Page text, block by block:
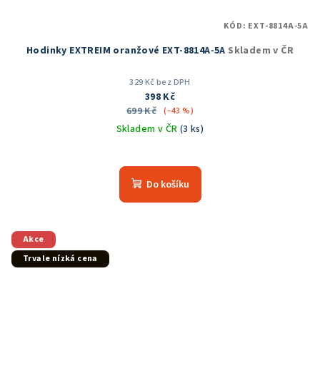
Hodinky EXTREIM oranžové EXT-8814A-5A Skladem v ČR
329 Kč bez DPH
398 Kč
699 Kč (–43 %)
Skladem v ČR (3 ks)
hodnocení
produktu
Do košíku
KÓD: EXT-8814A-5A
Akce
Trvale nízká cena